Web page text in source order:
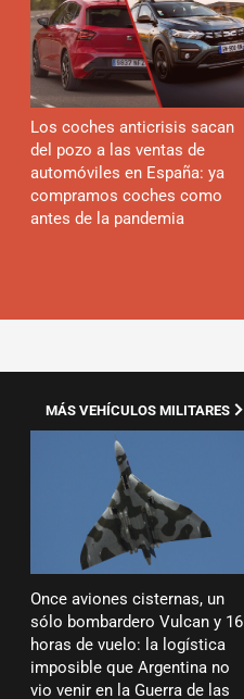
Los coches anticrisis sacan
del pozo a las ventas de
automóviles en España: ya
compramos coches como
antes de la pandemia
Once aviones cisternas, un
sólo bombardero Vulcan y 16
horas de vuelo: la logística
imposible que Argentina no
vio venir en la Guerra de las
MÁS VEHÍCULOS MILITARES